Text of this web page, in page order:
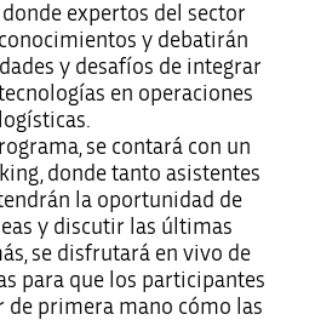
expertos del sector
y debatirán
y desafíos de integrar
en operaciones
logísticas.
se contará con un
donde tanto asistentes
la oportunidad de
y discutir las últimas
se disfrutará en vivo de
para que los participantes
de primera mano cómo las